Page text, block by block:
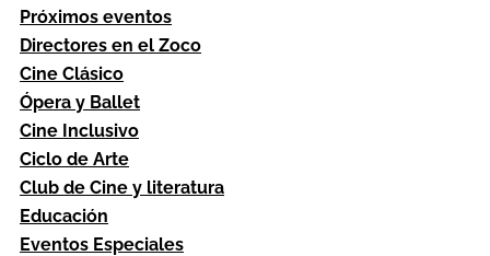
Próximos eventos
Directores en el Zoco
Cine Clásico
Ópera y Ballet
Cine Inclusivo
Ciclo de Arte
Club de Cine y literatura
Educación
Eventos Especiales